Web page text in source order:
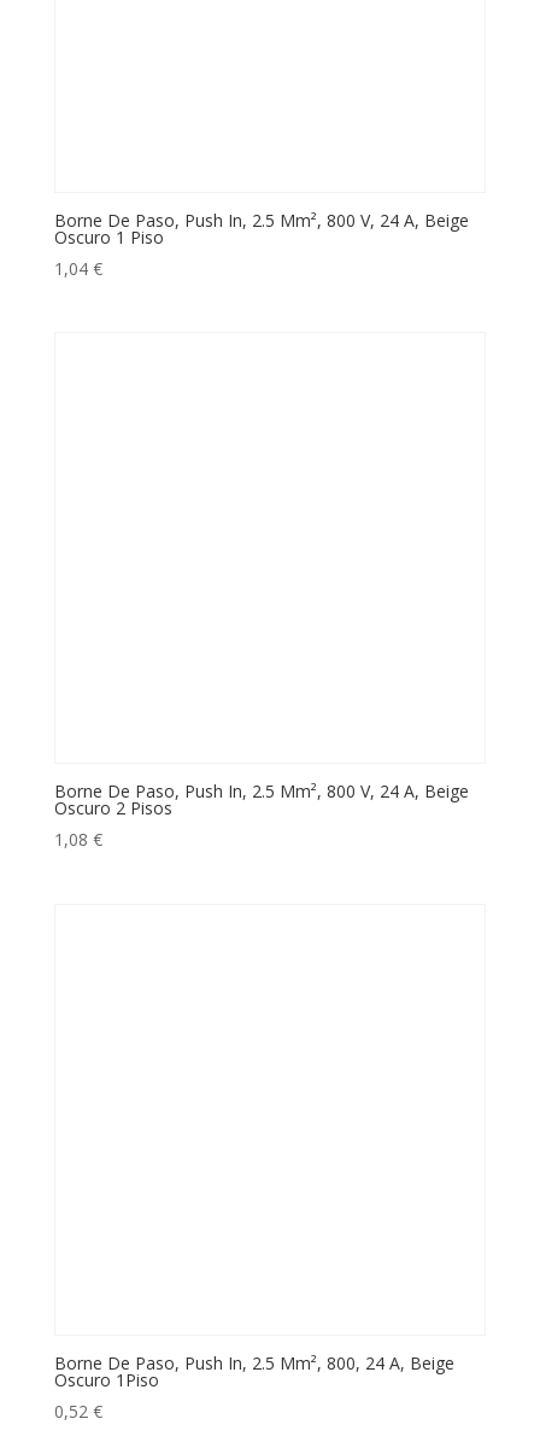
Borne De Paso, Push In, 2.5 Mm², 800 V, 24 A, Beige
Oscuro 1 Piso
1,04 €
Borne De Paso, Push In, 2.5 Mm², 800 V, 24 A, Beige
Oscuro 2 Pisos
1,08 €
Borne De Paso, Push In, 2.5 Mm², 800, 24 A, Beige
Oscuro 1Piso
0,52 €